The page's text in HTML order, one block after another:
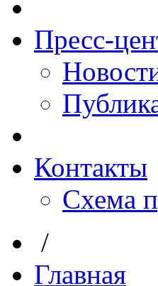
Пресс-
Контакты
Схема
/
Главная